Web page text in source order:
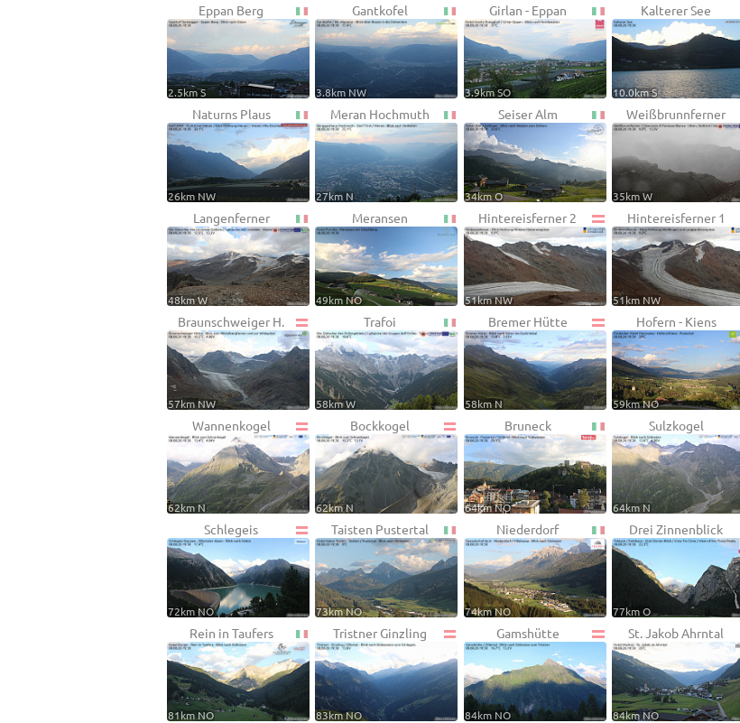
Eppan Berg
2.5km S
Gantkofel
3.8km NW
Girlan - Eppan
3.9km SO
Kalterer See
10.0km S
Naturns Plaus
26km NW
Meran Hochmuth
27km N
Seiser Alm
34km O
Weißbrunnferner
35km W
Langenferner
48km W
Meransen
49km NO
Hintereisferner 2
51km NW
Hintereisferner 1
51km NW
Braunschweiger H.
57km NW
Trafoi
58km W
Bremer Hütte
58km N
Hofern - Kiens
59km NO
Wannenkogel
62km N
Bockkogel
62km N
Bruneck
64km NO
Sulzkogel
64km N
Schlegeis
72km NO
Taisten Pustertal
73km NO
Niederdorf
74km NO
Drei Zinnenblick
77km O
Rein in Taufers
81km NO
Tristner Ginzling
83km NO
Gamshütte
84km NO
St. Jakob Ahrntal
84km NO